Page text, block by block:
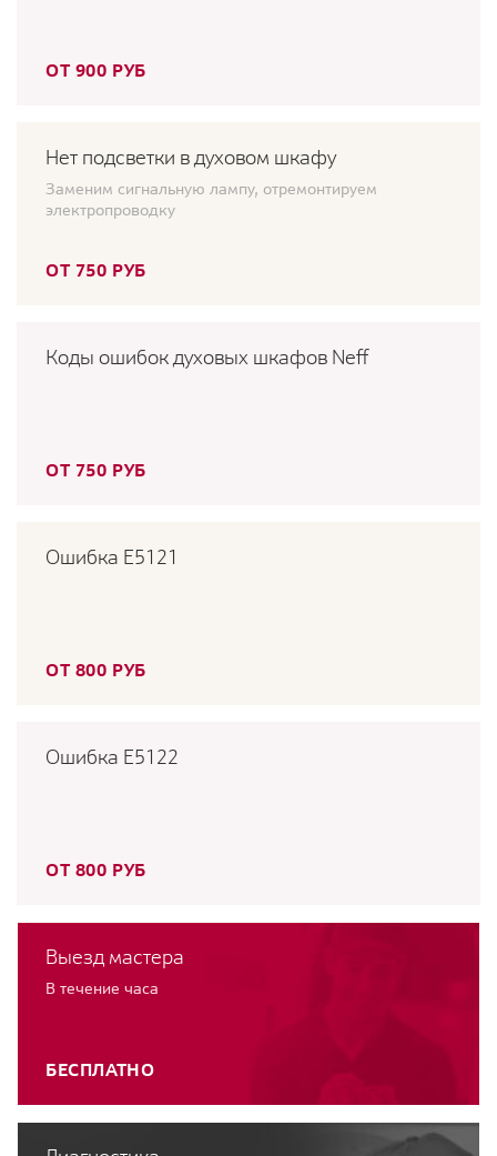
ОТ 900 РУБ
Нет подсветки в духовом шкафу
Заменим сигнальную лампу, отремонтируем
электропроводку
ОТ 750 РУБ
Коды ошибок духовых шкафов Neff
ОТ 750 РУБ
Ошибка E5121
ОТ 800 РУБ
Ошибка E5122
ОТ 800 РУБ
Выезд мастера
В течение часа
БЕСПЛАТНО